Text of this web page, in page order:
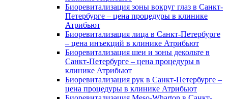
Биоревитализация зоны вокруг глаз в Санкт-
Петербурге – цена процедуры в клинике
Атрибьют
Биоревитализация лица в Санкт-Петербурге
– цена инъекций в клинике Атрибьют
Биоревитализация шеи и зоны декольте в
Санкт-Петербурге – цена процедуры в
клинике Атрибьют
Биоревитализация рук в Санкт-Петербурге –
цена процедуры в клинике Атрибьют